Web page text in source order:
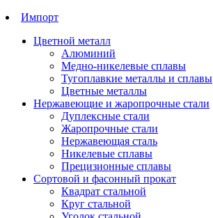
Импорт
Цветной металл
Алюминий
Медно-никелевые сплавы
Тугоплавкие металлы и сплавы
Цветные металлы
Нержавеющие и жаропрочные стали
Дуплексные стали
Жаропрочные стали
Нержавеющая сталь
Никелевые сплавы
Прецизионные сплавы
Сортовой и фасонный прокат
Квадрат стальной
Круг стальной